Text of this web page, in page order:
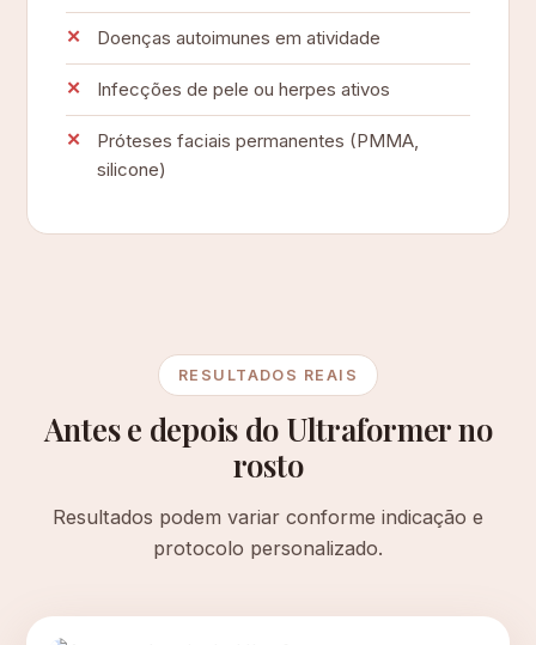
Doenças autoimunes em atividade
Infecções de pele ou herpes ativos
Próteses faciais permanentes (PMMA,
silicone)
RESULTADOS REAIS
Antes e depois do Ultraformer no
rosto
Resultados podem variar conforme indicação e
protocolo personalizado.